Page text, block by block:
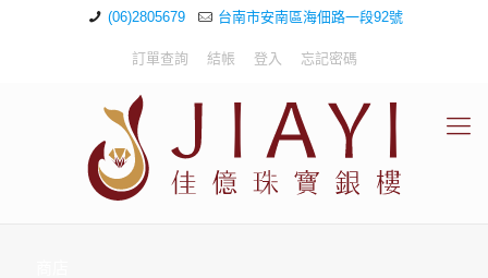
(06)2805679 台南市安南區海佃路一段92號
訂單查詢 結帳 登入 忘記密碼